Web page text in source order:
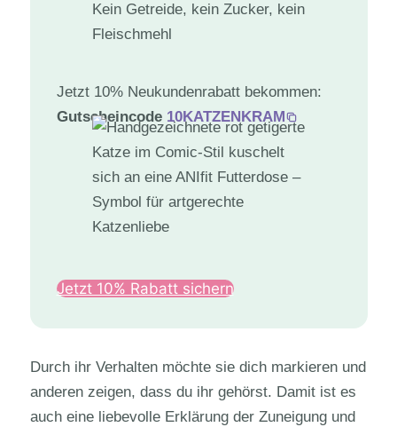
Kein Getreide, kein Zucker, kein
Fleischmehl
Jetzt 10% Neukundenrabatt bekommen:
Gutscheincode 10KATZENKRAM
Jetzt 10% Rabatt sichern
Durch ihr Verhalten möchte sie dich markieren und
anderen zeigen, dass du ihr gehörst. Damit ist es
auch eine liebevolle Erklärung der Zuneigung und